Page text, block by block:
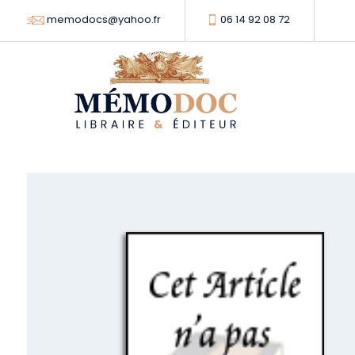
memodocs@yahoo.fr 06 14 92 08 72